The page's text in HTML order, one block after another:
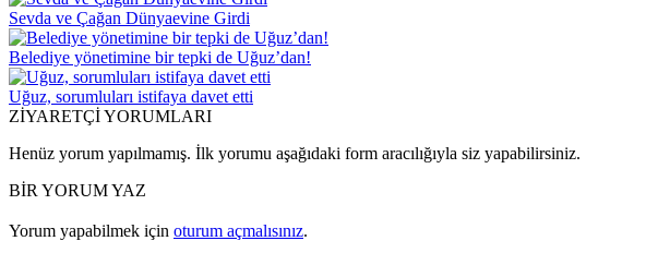
Sevda ve Çağan Dünyaevine Girdi
Belediye yönetimine bir tepki de Uğuz’dan!
Uğuz, sorumluları istifaya davet etti
ZİYARETÇİ YORUMLARI
Henüz yorum yapılmamış. İlk yorumu aşağıdaki form aracılığıyla siz yapabilirsiniz.
BİR YORUM YAZ
Yorum yapabilmek için oturum açmalısınız.